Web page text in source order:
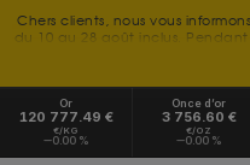
Chers clients, nous vous
du 10 au 28 août inclus.
à votre disposition tout l'été.
vendredi, de 9h30 à 18h,
Nous vous remercions de
Or
120 777.49 €
€/KG
0.00 %
Once d’or
3 756.60 €
€/OZ
0.00 %